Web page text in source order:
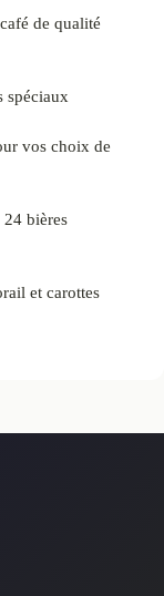
de qualité
spéciaux
vos choix de
bières
et carottes